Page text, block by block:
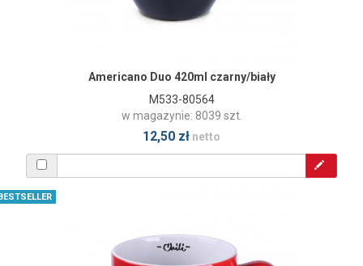
Americano Duo 420ml czarny/biały
M533-80564
w magazynie: 8039 szt.
12,50 zł netto